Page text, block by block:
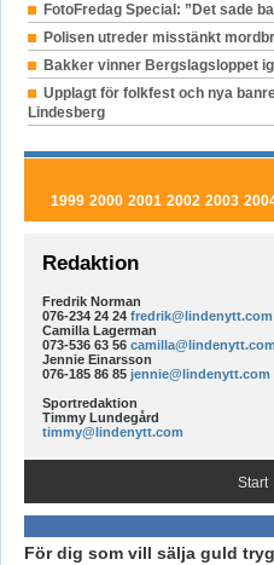
FotoFredag Special: ”Det sade
Polisen utreder misstänkt
Bakker vinner Bergslagsloppet
Upplagt för folkfest och nya
Lindesberg
1999 2000 2001 2002 2003
Redaktion
Fredrik Norman
076-234 24 24 fredrik@lindenytt.com
Camilla Lagerman
073-536 63 56 camilla@lindenytt.com
Jennie Einarsson
076-185 86 85 jennie@lindenytt.com
Sportredaktion
Timmy Lundegård
timmy@lindenytt.com
Start
För dig som vill sälja guld